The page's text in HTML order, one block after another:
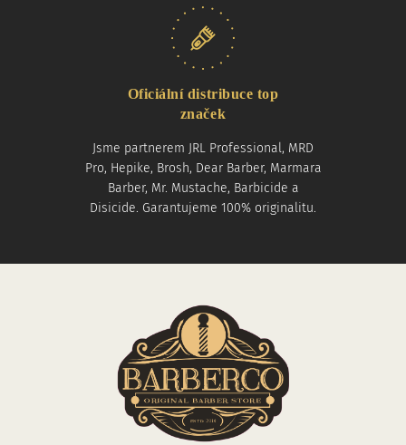
Oficiální distribuce top
značek
Jsme partnerem JRL Professional, MRD
Pro, Hepike, Brosh, Dear Barber, Marmara
Barber, Mr. Mustache, Barbicide a
Disicide. Garantujeme 100% originalitu.